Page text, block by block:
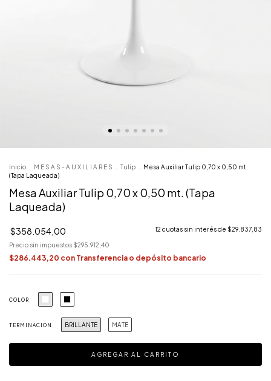
Inicio M E S A S - A U X I L I A R E S Tulip
Mesa Auxiliar Tulip 0,70 x 0,50 mt.
(Tapa Laqueada)
Mesa Auxiliar Tulip 0,70 x 0,50 mt. (Tapa
Laqueada)
$358.054,00 12 cuotas sin interés de $29.837,83
Precio sin impuestos $295.912,40
$286.443,20 con Transferencia o depósito bancario
COLOR
TERMINACIÓN BRILLANTE MATE